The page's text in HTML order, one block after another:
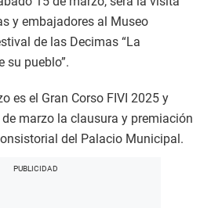
y embajadores al Museo
de las Decimas “La
su pueblo”.
es el Gran Corso FIVI 2025 y
marzo la clausura y premiación
del Palacio Municipal.